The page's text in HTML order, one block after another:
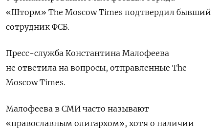
«Шторм» The Moscow Times подтвердил бывший
сотрудник ФСБ.
Пресс-служба Константина Малофеева
не ответила на вопросы, отправленные The
Moscow Times.
Малофеева в СМИ часто называют
«православным олигархом», хотя о наличии